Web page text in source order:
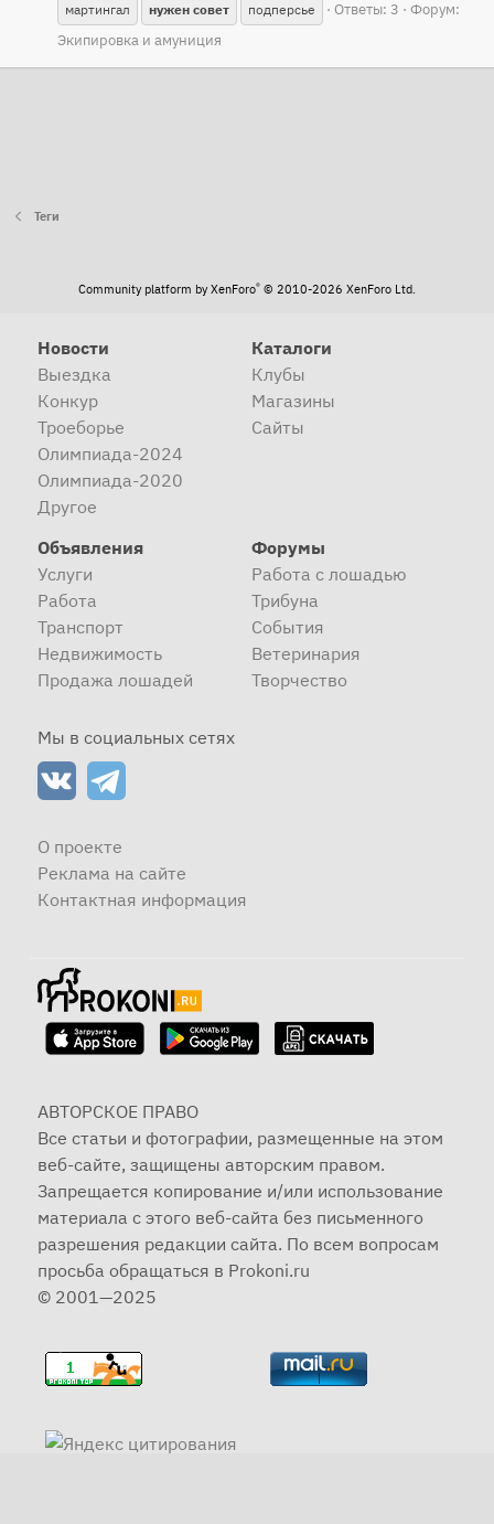
мартингал
нужен совет подперсье Ответы: 3
Форум:
Экипировка и амуниция
Теги
Community platform by XenForo® © 2010-2026 XenForo Ltd.
Новости
Выездка
Конкур
Троеборье
Олимпиада-2024
Олимпиада-2020
Другое
Каталоги
Клубы
Магазины
Сайты
Объявления
Услуги
Работа
Транспорт
Недвижимость
Продажа лошадей
Форумы
Работа с лошадью
Трибуна
События
Ветеринария
Творчество
Мы в социальных сетях
О проекте
Реклама на сайте
Контактная информация
АВТОРСКОЕ ПРАВО
Все статьи и фотографии, размещенные на этом
веб-сайте, защищены авторским правом.
Запрещается копирование и/или использование
материала с этого веб-сайта без письменного
разрешения редакции сайта. По всем вопросам
просьба обращаться в Prokoni.ru
© 2001—2025